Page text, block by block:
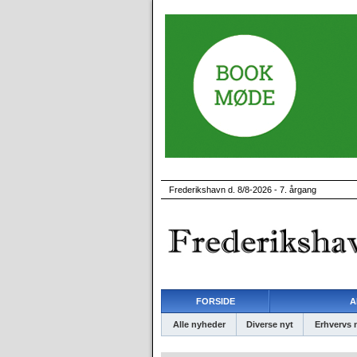
Frederikshavn d. 8/8-2026 - 7. årgang
FORSIDE
Alle nyheder Diverse nyt Erhvervs